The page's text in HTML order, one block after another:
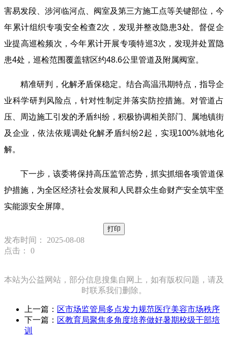
害易发段、涉河临河点、阀室及第三方施工点等关键部位，今
年累计组织专项安全检查2次，发现并整改隐患3处。督促企
业提高巡检频次，今年累计开展专项特巡3次，发现并处置隐
患4处，巡检范围覆盖辖区约48.6公里管道及附属阀室。
精准研判，化解矛盾保稳定。结合高温汛期特点，指导企
业科学研判风险点，针对性制定并落实防控措施。对管道占
压、周边施工引发的矛盾纠纷，积极协调相关部门、属地镇街
及企业，依法依规调处化解矛盾纠纷2起，实现100%就地化
解。
下一步，该委将保持高压监管态势，抓实抓细各项管道保
护措施，为全区经济社会发展和人民群众生命财产安全筑牢坚
实能源安全屏障。
打印
发布时间： 2025-08-08
点击： 0
本站为公益网站，部分信息搜集自网上，如有版权问题，请及
时联系我们删除。
上一篇： 区市场监管局多点发力规范医疗美容市场秩序
下一篇： 区教育局聚焦多角度培养做好暑期校级干部培
训